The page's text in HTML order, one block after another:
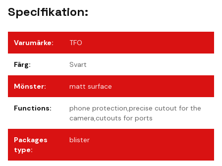
Specifikation:
Varumärke: TFO
Färg: Svart
Mönster: matt surface
Functions:
phone protection,precise cutout for the
camera,cutouts for ports
Packages
type:
blister